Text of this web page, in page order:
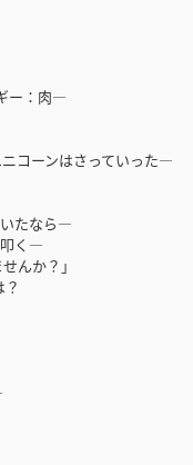
ー：肉―
コーンはさっていった―
たなら―
叩く―
んか？」